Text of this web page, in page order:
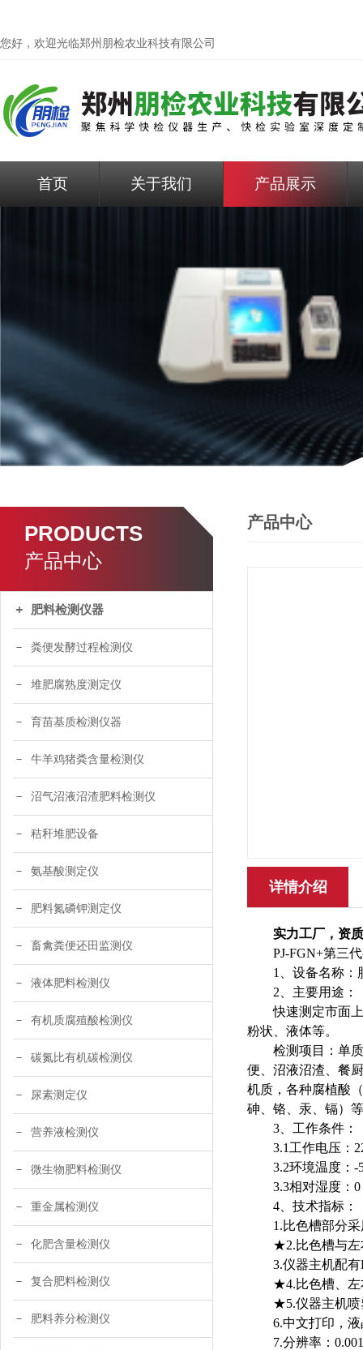
您好，欢迎光临郑州朋检农业科技有限公司
首页 关于我们 产品展示
PRODUCTS
产品中心
肥料检测仪器
粪便发酵过程检测仪
堆肥腐熟度测定仪
育苗基质检测仪器
牛羊鸡猪粪含量检测仪
沼气沼液沼渣肥料检测仪
秸秆堆肥设备
氨基酸测定仪
肥料氮磷钾测定仪
畜禽粪便还田监测仪
液体肥料检测仪
有机质腐殖酸检测仪
碳氮比有机碳检测仪
尿素测定仪
营养液检测仪
微生物肥料检测仪
重金属检测仪
化肥含量检测仪
复合肥料检测仪
肥料养分检测仪
产品中心
详情介绍
实力工厂，资
PJ-FGN+第三
1、设备名称：
2、主要用途：
快速测定市面
粉状、液体等。
检测项目：单
便、沼液沼渣、餐
机质，各种腐植酸
砷、铬、汞、镉）
3、工作条件：
3.1工作电压：
3.2环境温度
3.3相对湿度：
4、技术指标：
1.比色槽部分
★2.比色槽与左
3.仪器主机配
★4.比色槽、左
★5.仪器主机喷
6.中文打印，
7.分辨率：